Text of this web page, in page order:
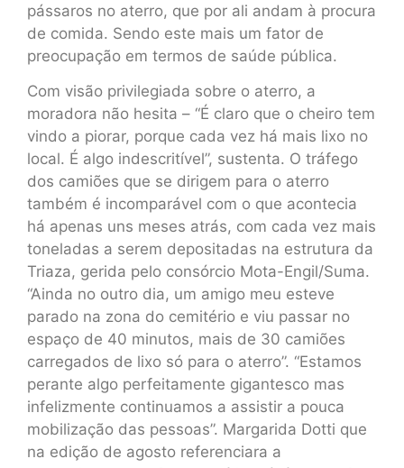
pássaros no aterro, que por ali andam à procura
de comida. Sendo este mais um fator de
preocupação em termos de saúde pública.
Com visão privilegiada sobre o aterro, a
moradora não hesita – “É claro que o cheiro tem
vindo a piorar, porque cada vez há mais lixo no
local. É algo indescritível”, sustenta. O tráfego
dos camiões que se dirigem para o aterro
também é incomparável com o que acontecia
há apenas uns meses atrás, com cada vez mais
toneladas a serem depositadas na estrutura da
Triaza, gerida pelo consórcio Mota-Engil/Suma.
“Ainda no outro dia, um amigo meu esteve
parado na zona do cemitério e viu passar no
espaço de 40 minutos, mais de 30 camiões
carregados de lixo só para o aterro”. “Estamos
perante algo perfeitamente gigantesco mas
infelizmente continuamos a assistir a pouca
mobilização das pessoas”. Margarida Dotti que
na edição de agosto referenciara a